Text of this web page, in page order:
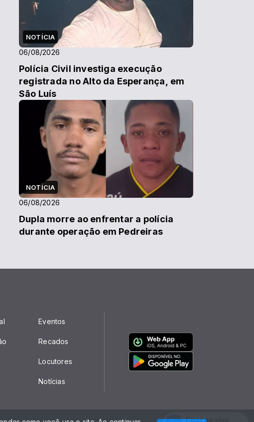
NOTÍCIA
06/08/2026
Polícia Civil investiga execução
registrada no Alto da Esperança, em
São Luís
NOTÍCIA
06/08/2026
Dupla morre ao enfrentar a polícia
durante operação em Pedreiras
Eventos
Recados
Locutores
Notícias
Chat ao vivo